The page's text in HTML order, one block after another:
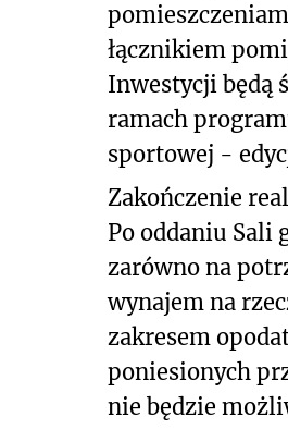
łącznikiem
Inwestycji będą
ramach
sportowej -
Zakończenie
Po oddaniu Sali
zarówno na
wynajem na
zakresem
poniesionych
nie będzie